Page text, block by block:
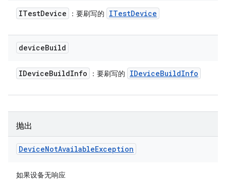
ITestDevice ：要刷写的 ITestDevice
deviceBuild
IDeviceBuildInfo ：要刷写的 IDeviceBuildInfo
抛出
DeviceNotAvailableException
如果设备无响应